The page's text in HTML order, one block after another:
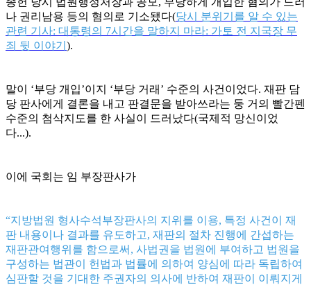
나 권리남용 등의 혐의로 기소됐다(당시 분위기를 알 수 있는
관련 기사: 대통령의 7시간을 말하지 마라: 가토 전 지국장 무
죄 뒷 이야기 ).
말이 ‘부당 개입’이지 ‘부당 거래’ 수준의 사건이었다. 재판 담
당 판사에게 결론을 내고 판결문을 받아쓰라는 둥 거의 빨간펜
수준의 첨삭지도를 한 사실이 드러났다(국제적 망신이었
다...).
이에 국회는 임 부장판사가
“지방법원 형사수석부장판사의 지위를 이용, 특정 사건이 재
판 내용이나 결과를 유도하고, 재판의 절차 진행에 간섭하는
재판관여행위를 함으로써, 사법권을 법원에 부여하고 법원을
구성하는 법관이 헌법과 법률에 의하여 양심에 따라 독립하여
심판할 것을 기대한 주권자의 의사에 반하여 재판이 이뤄지게